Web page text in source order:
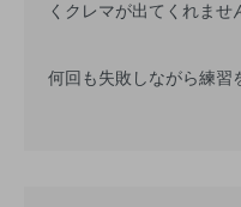
くクレマが出てくれませ
何回も失敗しながら練習